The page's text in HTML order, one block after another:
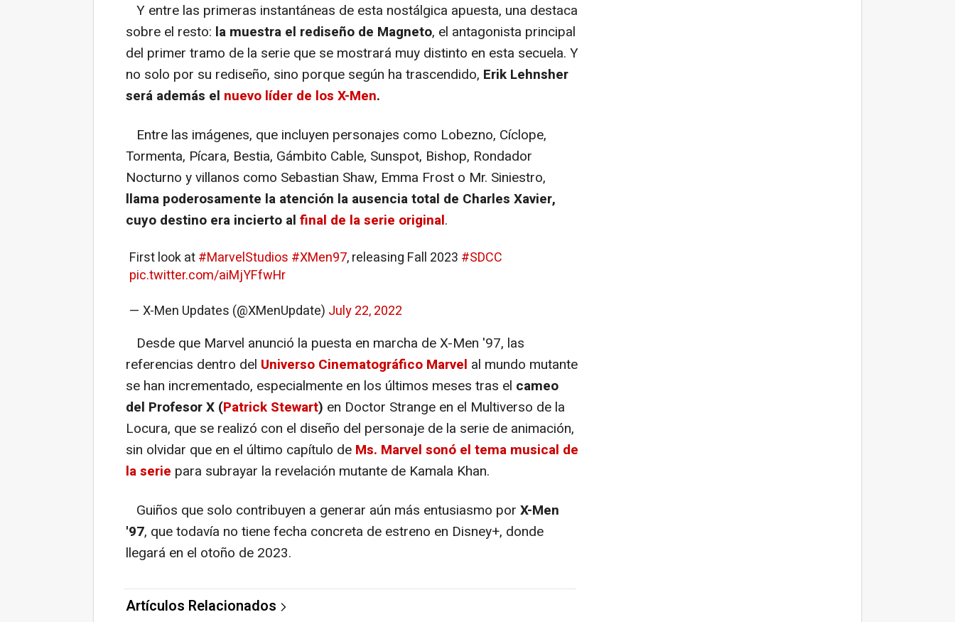
Y entre las primeras instantáneas de esta nostálgica apuesta, una destaca
sobre el resto: la muestra el rediseño de Magneto, el antagonista principal
del primer tramo de la serie que se mostrará muy distinto en esta secuela. Y
no solo por su rediseño, sino porque según ha trascendido, Erik Lehnsher
será además el nuevo líder de los X-Men.
Entre las imágenes, que incluyen personajes como Lobezno, Cíclope,
Tormenta, Pícara, Bestia, Gámbito Cable, Sunspot, Bishop, Rondador
Nocturno y villanos como Sebastian Shaw, Emma Frost o Mr. Siniestro,
llama poderosamente la atención la ausencia total de Charles Xavier,
cuyo destino era incierto al final de la serie original.
First look at#MarvelStudios #XMen97, releasing Fall 2023 #SDCC
pic.twitter.com/aiMjYFfwHr
— X-Men Updates (@XMenUpdate) July 22, 2022
Desde que Marvel anunció la puesta en marcha de X-Men '97, las
referencias dentro del Universo Cinematográfico Marvel al mundo mutante
se han incrementado, especialmente en los últimos meses tras el cameo
del Profesor X (Patrick Stewart) en Doctor Strange en el Multiverso de la
Locura, que se realizó con el diseño del personaje de la serie de animación,
sin olvidar que en el último capítulo de Ms. Marvel sonó el tema musical de
la serie para subrayar la revelación mutante de Kamala Khan.
Guiños que solo contribuyen a generar aún más entusiasmo por X-Men
'97, que todavía no tiene fecha concreta de estreno en Disney+, donde
llegará en el otoño de 2023.
Artículos Relacionados